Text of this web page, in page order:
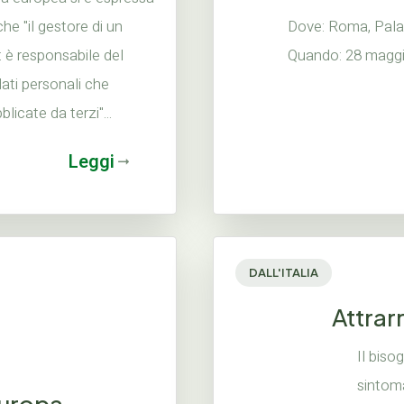
"il gestore di un
responsabile del
personali che
da terzi"...
Leggi
Dove: Roma,
Quando: 28
DALL'ITALIA
Il